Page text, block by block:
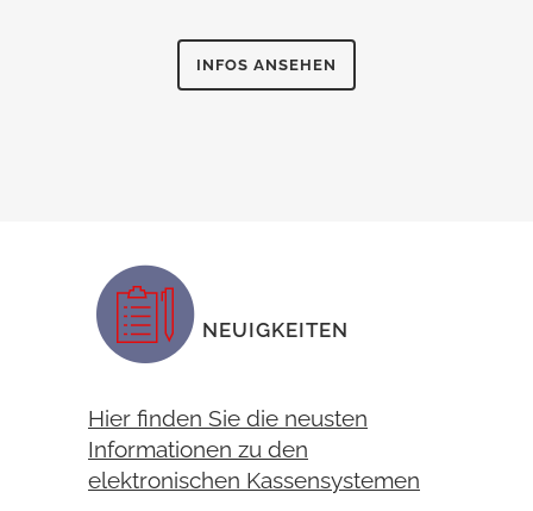
INFOS ANSEHEN
NEUIGKEITEN
Hier finden Sie die neusten
Informationen zu den
elektronischen Kassensystemen